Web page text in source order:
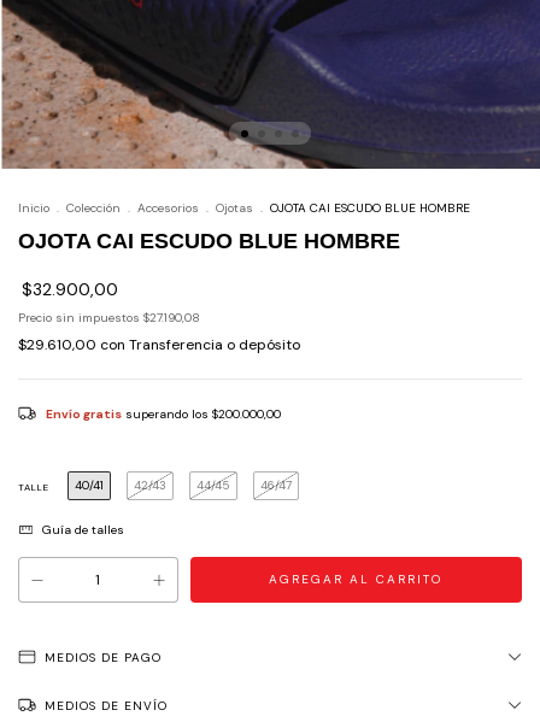
Inicio . Colección . Accesorios . Ojotas . OJOTA CAI ESCUDO BLUE HOMBRE
OJOTA CAI ESCUDO BLUE HOMBRE
$32.900,00
Precio sin impuestos $27.190,08
$29.610,00 con Transferencia o depósito
Envío gratis superando los $200.000,00
TALLE 40/41 42/43 44/45 46/47
Guía de talles
MEDIOS DE PAGO
MEDIOS DE ENVÍO